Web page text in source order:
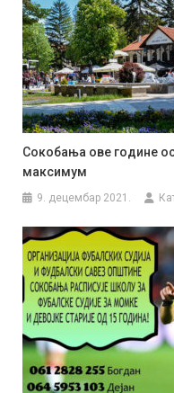
Сокобања ове године
максимум
9. децембар 2021.